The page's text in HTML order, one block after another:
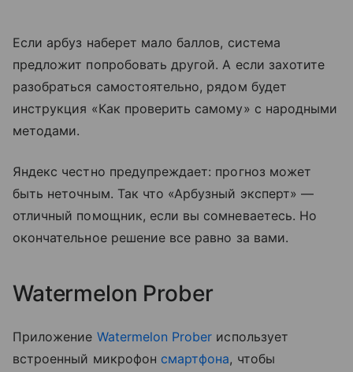
Если арбуз наберет мало баллов, система
предложит попробовать другой. А если захотите
разобраться самостоятельно, рядом будет
инструкция «Как проверить самому» с народными
методами.
Яндекс честно предупреждает: прогноз может
быть неточным. Так что «Арбузный эксперт» —
отличный помощник, если вы сомневаетесь. Но
окончательное решение все равно за вами.
Watermelon Prober
Приложение Watermelon Prober использует
встроенный микрофон смартфона, чтобы